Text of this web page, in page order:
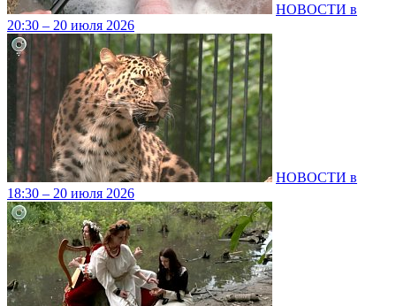
НОВОСТИ в
20:30 – 20 июля 2026
НОВОСТИ в
18:30 – 20 июля 2026